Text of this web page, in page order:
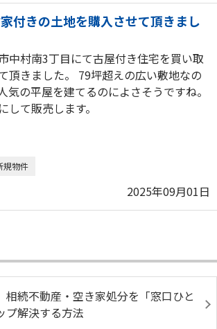
付きの土地を購入させて頂きまし
中村南3丁目にて古屋付き住宅を買い取
頂きました。 79坪超えの広い敷地なの
気の平屋を建てるのによさそうですね。
して販売します。
規物件
2025年09月01日
相続不動産・空き家処分を「窓口ひと
プ解決する方法